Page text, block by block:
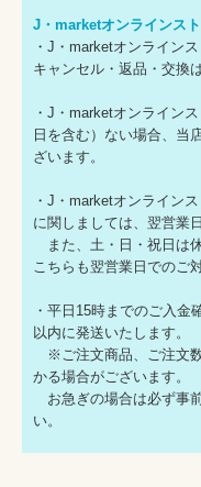
J・marketオンラインス
・J・marketオンライン
キャンセル・返品・交換
・J・marketオンライン
日を含む）ない場合、当
ざいます。
・J・marketオンライン
に関しましては、翌営業
また、土・日・祝日は
こちらも翌営業日でのご
・平日15時までのご入金
以内に発送いたします。
※ご注文商品、ご注文
かる場合がございます。
お急ぎの場合は必ず事
い。